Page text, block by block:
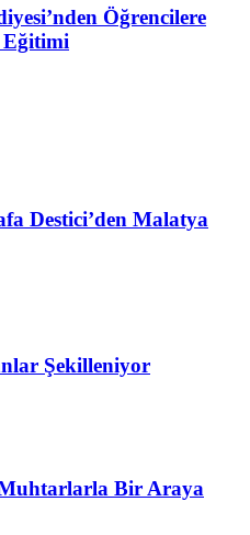
Öğrencilere
Eğitimi
Destici’den Malatya
Şekilleniyor
Bir Araya